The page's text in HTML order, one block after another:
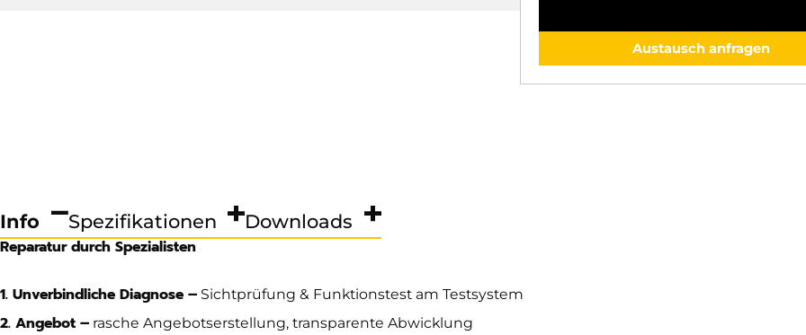
Austausch anfragen
Info
Reparatur durch Spezialisten
1. Unverbindliche Diagnose – Sichtprüfung & Funktionstest am Testsystem
2. Angebot – rasche Angebotserstellung, transparente Abwicklung
Spezifikationen Downloads